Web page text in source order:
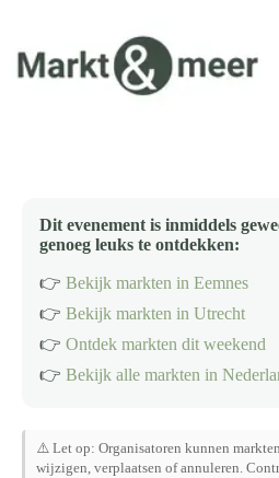
inhoud
Dit evenement is inmiddels
genoeg leuks te ontdekken:
👉 Bekijk markten in Eemnes
👉 Bekijk markten in Utrecht
👉 Ontdek markten dit weekend
👉 Bekijk alle markten in
⚠️ Let op: Organisatoren kunnen
wijzigen, verplaatsen of annuleren.